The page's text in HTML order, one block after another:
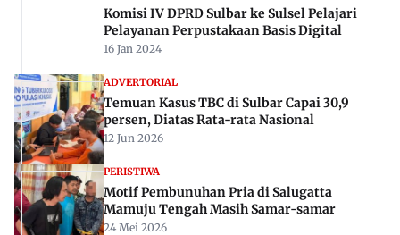
Komisi IV DPRD Sulbar ke Sulsel Pelajari
Pelayanan Perpustakaan Basis Digital
16 Jan 2024
ADVERTORIAL
Temuan Kasus TBC di Sulbar Capai 30,9
persen, Diatas Rata-rata Nasional
12 Jun 2026
PERISTIWA
Motif Pembunuhan Pria di Salugatta
Mamuju Tengah Masih Samar-samar
24 Mei 2026